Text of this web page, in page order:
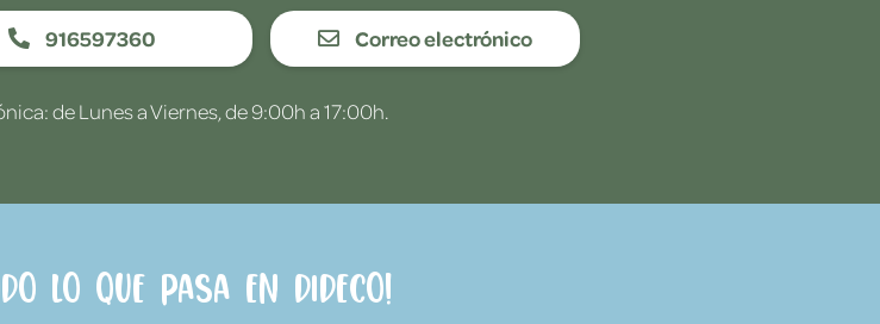
916597360 Correo electrónico
de Lunes a Viernes, de 9:00h a 17:00h.
lo que pasa en Dideco!